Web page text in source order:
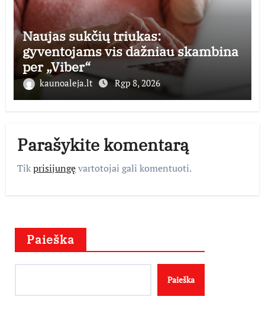
Naujas sukčių triukas:
gyventojams vis dažniau skambina
per „Viber“
kaunoaleja.lt Rgp 8, 2026
Parašykite komentarą
Tikprisijungęvartotojai gali komentuoti.
Paieška
Paieška